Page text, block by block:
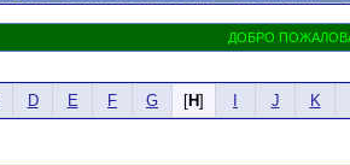
D E F G [H] J K